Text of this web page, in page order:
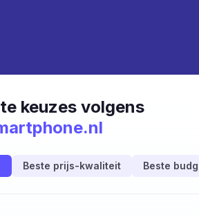
keuzes volgens
Beste prijs-kwaliteit Beste